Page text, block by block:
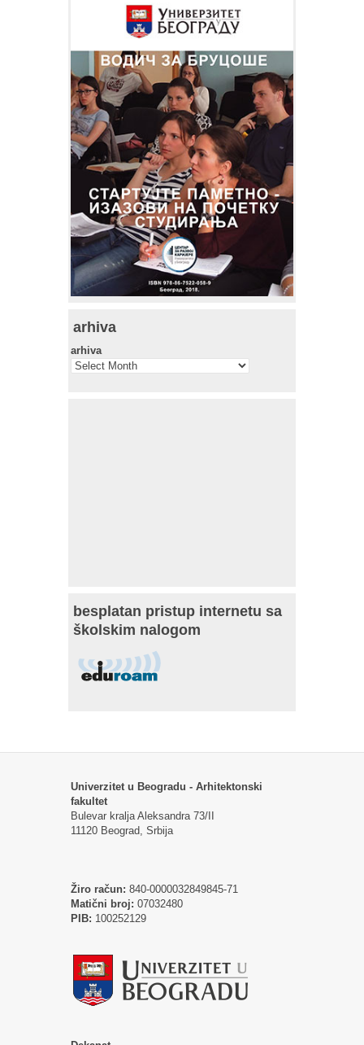
arhiva
arhiva
besplatan pristup internetu sa
školskim nalogom
Univerzitet u Beogradu - Arhitektonski
fakultet
Bulevar kralja Aleksandra 73/II
11120 Beograd, Srbija
Žiro račun: 840-0000032849845-71
Matični broj: 07032480
PIB: 100252129